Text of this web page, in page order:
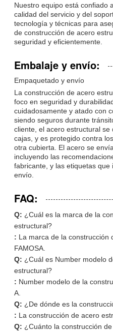
Nuestro equipo está confiado
calidad del servicio y del
tecnología y técnicas para
de construcción de acero
seguridad y eficientemente.
Embalaje y envío:
Empaquetado y envío
La construcción de acero
foco en seguridad y
cuidadosamente y atado con
siendo seguros durante
cliente, el acero estructural
cajas, y es protegido contra
otra cubierta. El acero se
incluyendo las
fabricante, y las etiquetas
envío.
FAQ:
Q: ¿Cuál es la marca de la
estructural?
: La marca de la construcción
FAMOSA.
Q: ¿Cuál es Number modelo
estructural?
: Number modelo de la
A.
Q: ¿De dónde es la
: La construcción de acero
Q: ¿Cuánto la construcción